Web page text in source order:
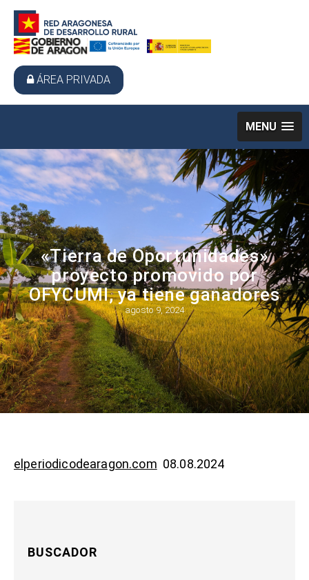
ÁREA PRIVADA
MENU
«Tierra de Oportunidades»
proyecto promovido por
OFYCUMI, ya tiene ganadores
agosto 9, 2024
elperiodicodearagon.com 08.08.2024
BUSCADOR